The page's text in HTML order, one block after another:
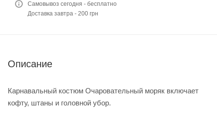
Самовывоз сегодня - бесплатно
Доставка завтра - 200 грн
Описание
Карнавальный костюм Очаровательный моряк включает
кофту, штаны и головной убор.